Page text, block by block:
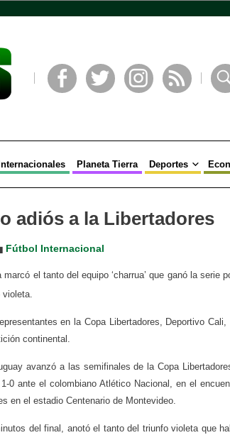
Internacionales Planeta Tierra Deportes
adiós a la Libertadores
Fútbol Internacional
marcó el tanto del equipo ‘charrua’ que ganó la serie
violeta.
en la Copa Libertadores, Deportivo
continental.
avanzó a las semifinales de la Copa
0 ante el colombiano Atlético Nacional, en el
en el estadio Centenario de Montevideo.
del final, anotó el tanto del triunfo violeta que